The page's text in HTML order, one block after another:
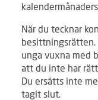
När du tecknar
besittningsrätten.
unga vuxna med
att du inte har
Du ersätts inte
tagit slut.